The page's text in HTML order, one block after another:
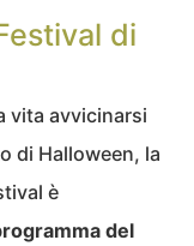
di
vita avvicinarsi
di Halloween, la
è
del